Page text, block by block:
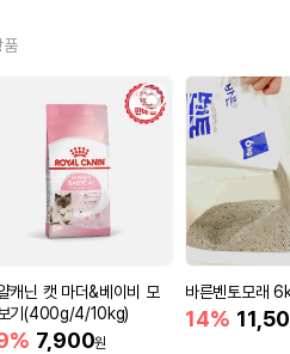
품
캐닌 캣 마더&베이비 모
기(400g/4/10kg)
7,900원
바른벤토모래
14%